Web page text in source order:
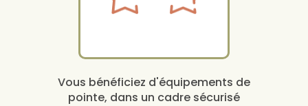
Vous bénéficiez d'équipements de
pointe, dans un cadre sécurisé